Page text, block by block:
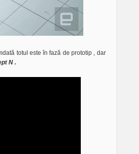
totul este în fază de prototip , dar
N .